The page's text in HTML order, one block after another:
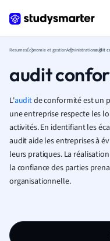
ResumesÉconomie et gestionAdministrationaudit
audit
L'auditde conformité est un
une entreprise respecte les
activités. En identifiant les
audit aide les entreprises à
leurs pratiques. La
la confiance des parties
organisationnelle.